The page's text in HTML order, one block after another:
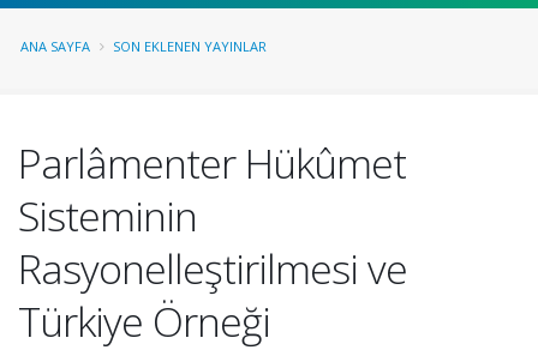
ANA SAYFA SON EKLENEN YAYINLAR
Parlâmenter Hükûmet
Sisteminin
Rasyonelleştirilmesi ve
Türkiye Örneği